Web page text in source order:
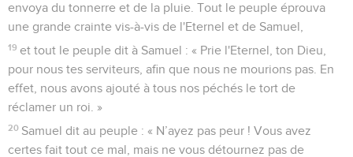
envoya du tonnerre et de la pluie. Tout le peuple éprouva
une grande crainte vis-à-vis de l'Eternel et de Samuel,
19 et tout le peuple dit à Samuel : « Prie l'Eternel, ton Dieu,
pour nous tes serviteurs, afin que nous ne mourions pas. En
effet, nous avons ajouté à tous nos péchés le tort de
réclamer un roi. »
20 Samuel dit au peuple : « N’ayez pas peur ! Vous avez
certes fait tout ce mal, mais ne vous détournez pas de